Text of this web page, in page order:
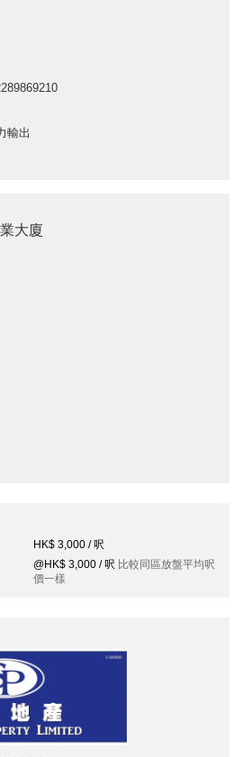
輸出
大廈
HK$ 3,000 / 呎
@HK$ 3,000 / 呎 比較同區放盤平均呎
價一樣